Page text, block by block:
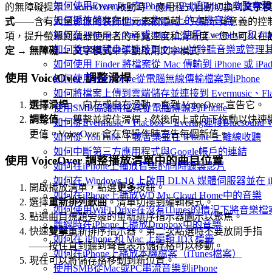
如何使用Evermusic在iPhone、iPad和Mac上收聽有
如何播放儲存在iPhone或Mac上的本機音樂
如何在 iPhone、iPad 或 Mac 上使用 Evermusic 和
如何將USB隨身碟連接到iPhone並聆聽音樂或管理
如何使用 Finder 將檔案從 Mac 傳輸到 iPhone 或 iPad
如何使用WiFi-Drive從電腦無線傳輸檔案到iPhone
如何將檔案上傳到雲端儲存並連接到 Evermusic、
使用SMB協議將檔案從電腦傳輸到iPhone
如何從Evermusic、Flacbox、Evertag連接
如何從 YouTube 下載音樂並在 iPhone 上離線收聽
如何中斷第三方應用程式與Google帳戶的連結
如何在iPhone上播放音樂的同時錄製影片
如何在 Windows 10 上啟用 DLNA 媒體伺服器並在
如何在iPhone上播放WD My Cloud Home中的音樂
如何使用WiFi-Drive在沒有iTunes的情況下將音樂檔
離線時在iPhone上播放Dropbox中的音樂
如何在 iPhone 和 Mac 上編輯 ID3 標籤
如何在iPhone上播放本機檔案（iTunes檔案）
使用SMB從Mac或PC串流音樂到iPhone
的無障礙提示。VoiceOver 啟動時，應用程式自動切換到文字模
式——含有大量影像的裝飾性元素被隱藏，只顯示有意義的控
項，提升螢幕閱讀器使用者的導覽速度和清晰度。您也可以在
定 → 無障礙 → 文字模式中手動啟用文字模式。
使用 VoiceOver 調整滑桿
選擇滑桿— 向左或向右滑動，直到 VoiceOver 宣告它。
調整值— 雙擊並按住滑桿，然後向上或向下拖動以快速
更值。VoiceOver 會在您操作時宣告每個新值。
使用 VoiceOver 調整播放清單中的曲目位置
開啟播放清單，點選更多按鈕。
選擇重新排列歌曲。清單切換到編輯模式。
點選曲目標題旁邊的重新排序指示器圖示以聚焦。
快速雙擊重新排序指示器。第二次點選時不要放開手指
——按住直到聽到聲音表示儲存格可以移動。
現在可以將儲存格移動到新位置。